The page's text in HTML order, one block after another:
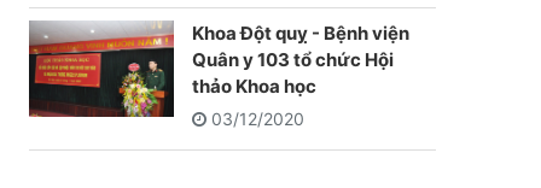
Khoa Đột quỵ - Bệnh viện
Quân y 103 tổ chức Hội
thảo Khoa học
03/12/2020